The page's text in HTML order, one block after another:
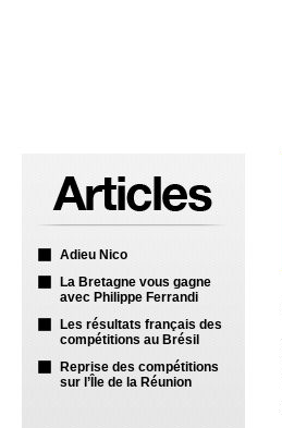
Adieu Nico
La Bretagne vous gagne
avec Philippe Ferrandi
Les résultats français des
compétitions au Brésil
Reprise des compétitions
sur l’Île de la Réunion